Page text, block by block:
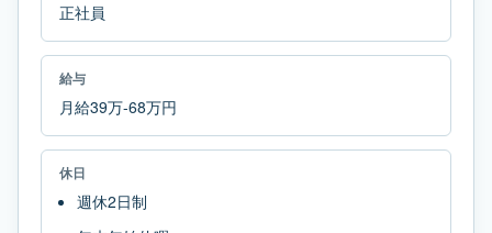
正社員
給与
月給39万-68万円
休日
週休2日制